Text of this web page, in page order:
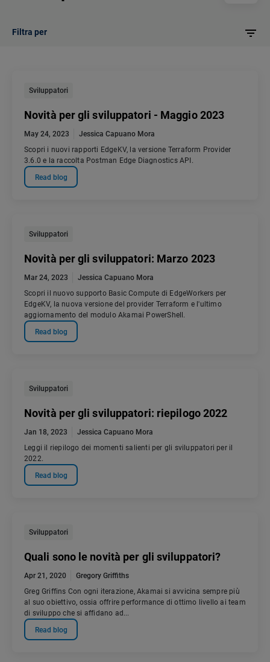
Filtra per
Sviluppatori
Novità per gli sviluppatori - Maggio 2023
May 24, 2023
Jessica Capuano Mora
Scopri i nuovi rapporti EdgeKV, la versione Terraform Provider
3.6.0 e la raccolta Postman Edge Diagnostics API.
Read blog
Sviluppatori
Novità per gli sviluppatori: Marzo 2023
Mar 24, 2023
Jessica Capuano Mora
Scopri il nuovo supporto Basic Compute di EdgeWorkers per
EdgeKV, la nuova versione del provider Terraform e l'ultimo
aggiornamento del modulo Akamai PowerShell.
Read blog
Sviluppatori
Novità per gli sviluppatori: riepilogo 2022
Jan 18, 2023
Jessica Capuano Mora
Leggi il riepilogo dei momenti salienti per gli sviluppatori per il
2022.
Read blog
Sviluppatori
Quali sono le novità per gli sviluppatori?
Apr 21, 2020
Gregory Griffiths
Greg Griffins Con ogni iterazione, Akamai si avvicina sempre più
al suo obiettivo, ossia offrire performance di ottimo livello ai team
di sviluppo che si affidano ad...
Read blog